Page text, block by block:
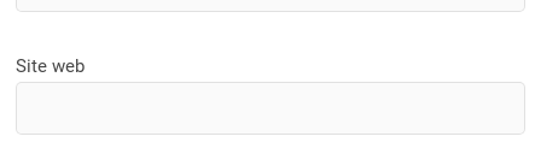
Site web